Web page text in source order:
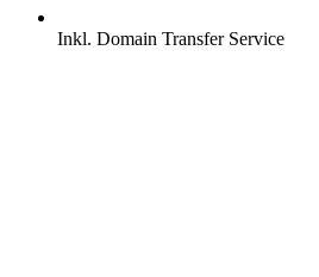
Inkl. Domain Transfer Service